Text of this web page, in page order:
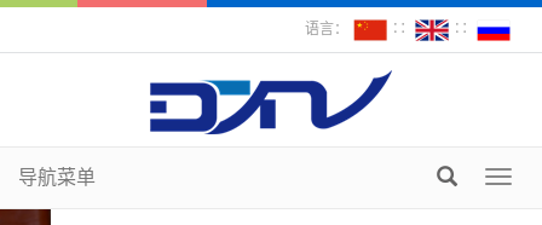
语言： ∷ ∷
导航菜单